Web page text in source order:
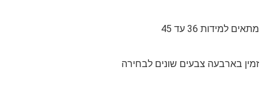
מתאים למידות 36 עד 45
זמין בארבעה צבעים שונים לבחירה